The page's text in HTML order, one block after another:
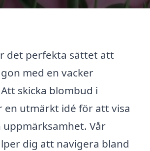
det perfekta sättet att
med en vacker
skicka blombud i
en utmärkt idé för att visa
Vår
dig att navigera bland